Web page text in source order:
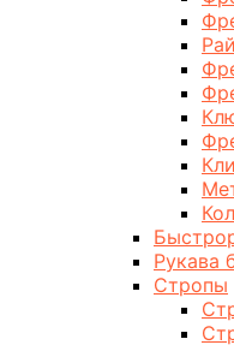
Рукава
Стропы